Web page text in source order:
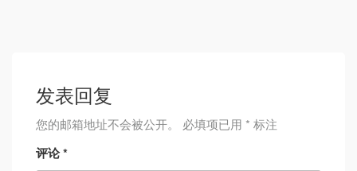
发表回复
您的邮箱地址不会被公开。 必填项已用 * 标注
评论*